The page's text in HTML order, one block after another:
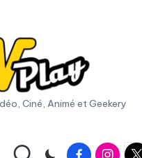
Ciné, Animé et Geekery
FacebookInstagram
X